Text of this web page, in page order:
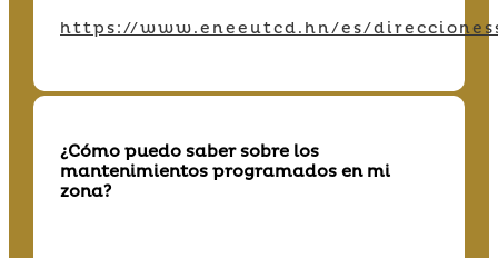
https://www.eneeutcd.hn/es/
¿Cómo puedo saber sobre los
mantenimientos programados en mi
zona?